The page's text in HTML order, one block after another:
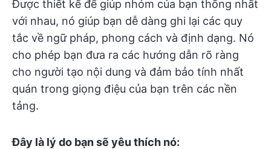
Được thiết kế để giúp nhóm của bạn thống nhất
với nhau, nó giúp bạn dễ dàng ghi lại các quy
tắc về ngữ pháp, phong cách và định dạng. Nó
cho phép bạn đưa ra các hướng dẫn rõ ràng
cho người tạo nội dung và đảm bảo tính nhất
quán trong giọng điệu của bạn trên các nền
tảng.
Đây là lý do bạn sẽ yêu thích nó: